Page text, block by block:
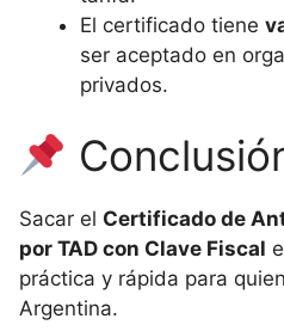
El certificado tiene
ser aceptado en
privados.
Sacar el Certificado de
por TAD con Clave Fiscal
práctica y rápida para
Argentina.